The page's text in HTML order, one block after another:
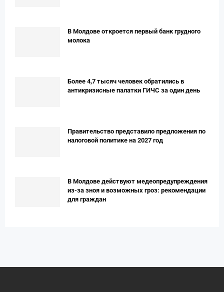
В Молдове откроется первый банк грудного
молока
Более 4,7 тысяч человек обратились в
антикризисные палатки ГИЧС за один день
Правительство представило предложения по
налоговой политике на 2027 год
В Молдове действуют медеопредупреждения
из-за зноя и возможных гроз: рекомендации
для граждан